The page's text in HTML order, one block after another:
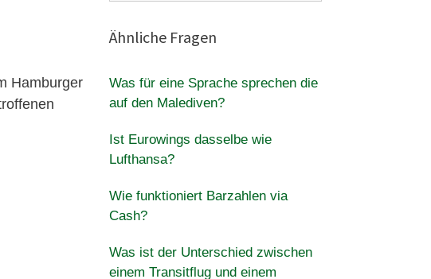
Hamburger
Ähnliche Fragen
Was für eine Sprache sprechen die
auf den Malediven?
Ist Eurowings dasselbe wie
Lufthansa?
Wie funktioniert Barzahlen via
Cash?
Was ist der Unterschied zwischen
einem Transitflug und einem